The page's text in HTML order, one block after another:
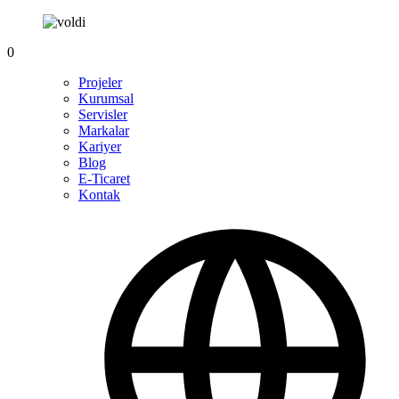
0
Projeler
Kurumsal
Servisler
Markalar
Kariyer
Blog
E-Ticaret
Kontak